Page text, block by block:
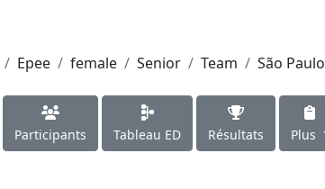
Epee female Senior Team São
Participants Tableau ED Résultats Plus